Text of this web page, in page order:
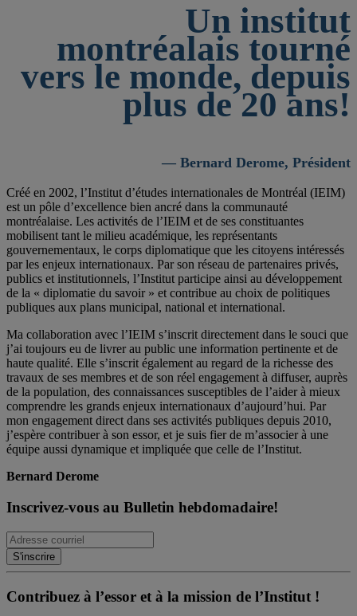
Un institut
montréalais tourné
vers le monde, depuis
plus de 20 ans!
— Bernard Derome, Président
Créé en 2002, l’Institut d’études internationales de Montréal (IEIM)
est un pôle d’excellence bien ancré dans la communauté
montréalaise. Les activités de l’IEIM et de ses constituantes
mobilisent tant le milieu académique, les représentants
gouvernementaux, le corps diplomatique que les citoyens intéressés
par les enjeux internationaux. Par son réseau de partenaires privés,
publics et institutionnels, l’Institut participe ainsi au développement
de la « diplomatie du savoir » et contribue au choix de politiques
publiques aux plans municipal, national et international.
Ma collaboration avec l’IEIM s’inscrit directement dans le souci que
j’ai toujours eu de livrer au public une information pertinente et de
haute qualité. Elle s’inscrit également au regard de la richesse des
travaux de ses membres et de son réel engagement à diffuser, auprès
de la population, des connaissances susceptibles de l’aider à mieux
comprendre les grands enjeux internationaux d’aujourd’hui. Par
mon engagement direct dans ses activités publiques depuis 2010,
j’espère contribuer à son essor, et je suis fier de m’associer à une
équipe aussi dynamique et impliquée que celle de l’Institut.
Bernard Derome
Inscrivez-vous au Bulletin hebdomadaire!
Contribuez à l’essor et à la mission de l’Institut !